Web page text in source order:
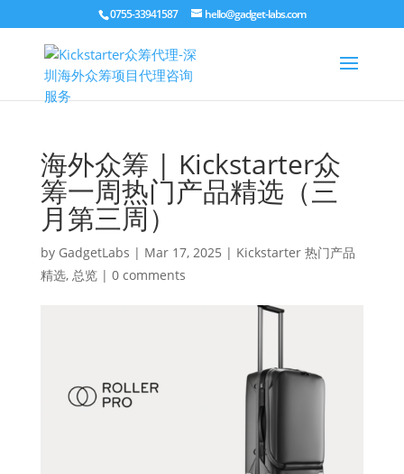
0755-33941587 hello@gadget-labs.com
海外众筹 | Kickstarter众
筹一周热门产品精选（三
月第三周）
by GadgetLabs | Mar 17, 2025 | Kickstarter 热门产品
精选, 总览| 0 comments